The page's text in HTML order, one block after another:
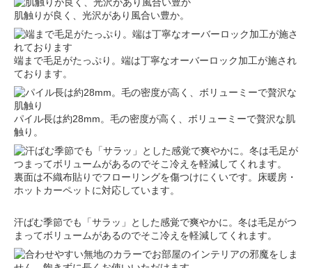
肌触りが良く、光沢があり風合い豊か。
端まで毛足がたっぷり。端は丁寧なオーバーロック加工が施され
ております。
パイル長は約28mm。毛の密度が高く、ボリューミーで贅沢な肌
触り。
裏面は不織布貼りでフローリングを傷つけにくいです。床暖房・
ホットカーペットに対応しています。
汗ばむ季節でも「サラッ」とした感覚で爽やかに。冬は毛足がつ
まってボリュームがあるのでそこ冷えを軽減してくれます。